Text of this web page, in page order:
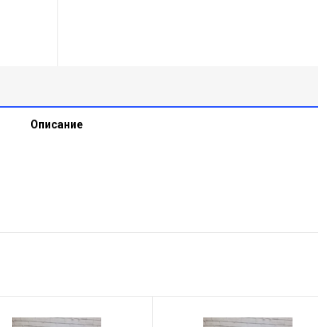
Описание